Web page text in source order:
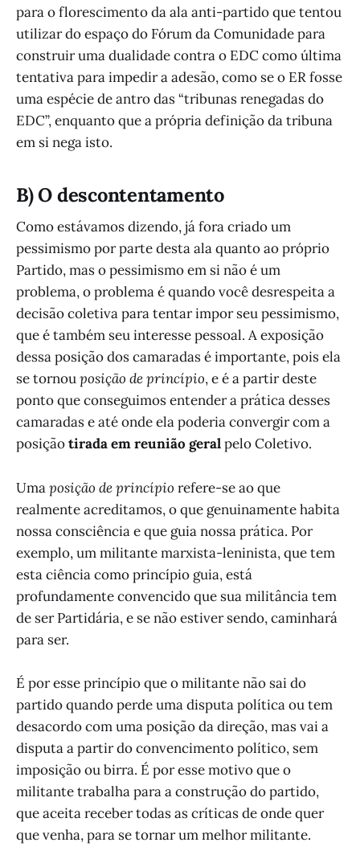
para o florescimento da ala anti-partido que tentou
utilizar do espaço do Fórum da Comunidade para
construir uma dualidade contra o EDC como última
tentativa para impedir a adesão, como se o ER fosse
uma espécie de antro das “tribunas renegadas do
EDC”, enquanto que a própria definição da tribuna
em si nega isto.
B) O descontentamento
Como estávamos dizendo, já fora criado um
pessimismo por parte desta ala quanto ao próprio
Partido, mas o pessimismo em si não é um
problema, o problema é quando você desrespeita a
decisão coletiva para tentar impor seu pessimismo,
que é também seu interesse pessoal. A exposição
dessa posição dos camaradas é importante, pois ela
se tornouposição de princípio, e é a partir deste
ponto que conseguimos entender a prática desses
camaradas e até onde ela poderia convergir com a
posiçãotirada em reunião geralpelo Coletivo.
Umaposição de princípio refere-se ao que
realmente acreditamos, o que genuinamente habita
nossa consciência e que guia nossa prática. Por
exemplo, um militante marxista-leninista, que tem
esta ciência como princípio guia, está
profundamente convencido que sua militância tem
de ser Partidária, e se não estiver sendo, caminhará
para ser.
É por esse princípio que o militante não sai do
partido quando perde uma disputa política ou tem
desacordo com uma posição da direção, mas vai a
disputa a partir do convencimento político, sem
imposição ou birra. É por esse motivo que o
militante trabalha para a construção do partido,
que aceita receber todas as críticas de onde quer
que venha, para se tornar um melhor militante.